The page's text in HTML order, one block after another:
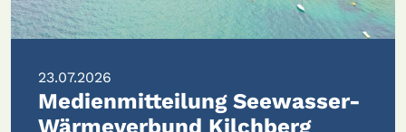
23.07.2026
Medienmitteilung Seewasser-
Wärmeverbund Kilchberg